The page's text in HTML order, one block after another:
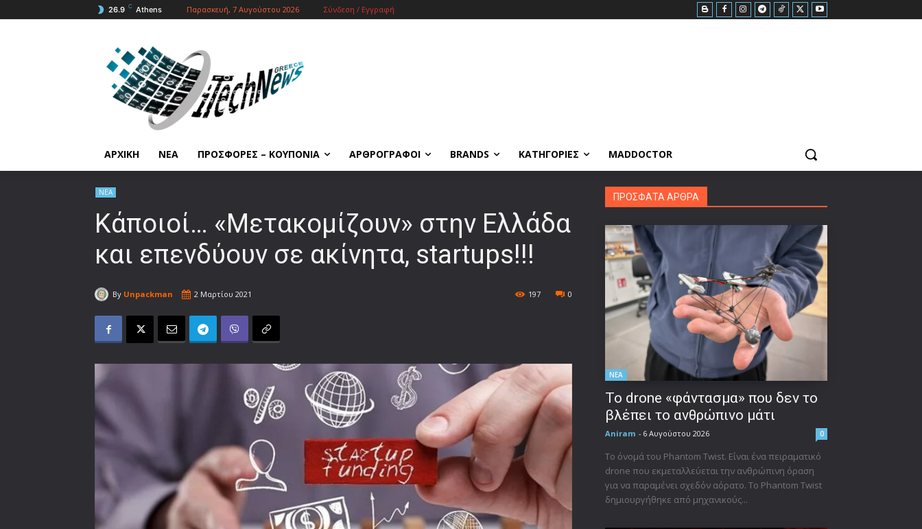
26.9 C Athens Παρασκευή, 7 Αυγούστου 2026 Σύνδεση / Εγγραφή
ΑΡΧΙΚΗ ΝΕΑ ΠΡΟΣΦΟΡΕΣ – ΚΟΥΠΟΝΙΑ ΑΡΘΡΟΓΡΑΦΟΙ BRANDS ΚΑΤΗΓΟΡΙΕΣ MADDOCTOR
ΝΕΑ
Κάποιοί… «Μετακομίζουν» στην Ελλάδα
και επενδύουν σε ακίνητα, startups!!!
By Unpackman 2 Μαρτίου 2021 0
197
ΠΡΟΣΦΑΤΑ ΑΡΘΡΑ
ΝΕΑ
Το drone «φάντασμα» που δεν το
βλέπει το ανθρώπινο μάτι
Aniram - 6 Αυγούστου 2026 0
Το όνομά του Phantom Twist. Είναι ένα πειραματικό
drone που εκμεταλλεύεται την ανθρώπινη όραση
για να παραμένει σχεδόν αόρατο. Το Phantom Twist
δημιουργήθηκε από μηχανικούς...